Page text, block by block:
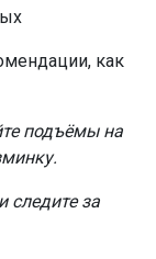
как
подъёмы на
следите за